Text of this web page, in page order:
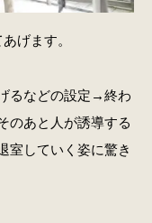
げます。
るなどの設定→終わ
のあと人が誘導する
室していく姿に驚き